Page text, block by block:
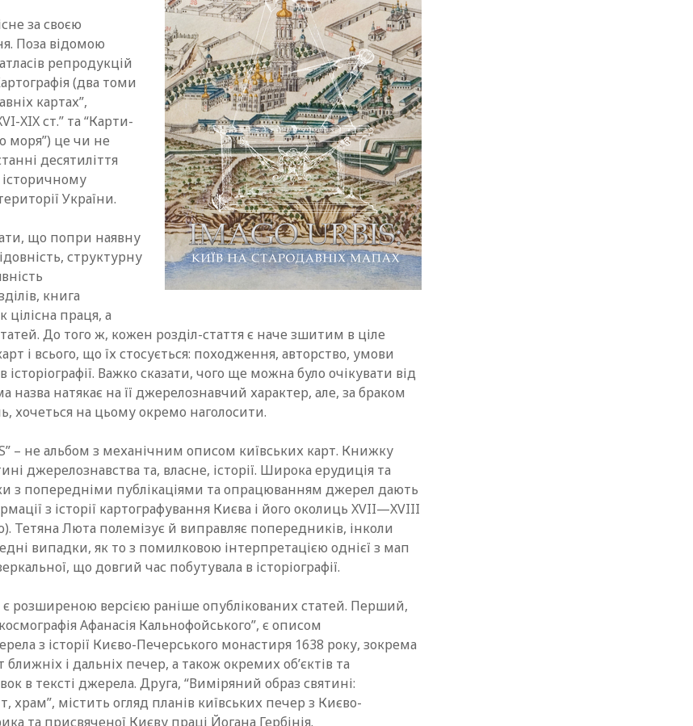
Bronislovas Genzelis. The restitution of Lithuania’s statehood
Лариса Масенко. Мова радянського тоталітаризму
George S.N. Luckyj. Between Gogol’ and Sevčenko
Деніел Канеман. Мислення швидке й повільне. Конспект
January 1991. Images of Freedom. Compiled by Erika
Miknevičiūtė
за своєю
Поза відомою
репродукцій
(два томи
картах”,
XIX ст.” та “Карти-
моря”) це чи не
десятиліття
України.
що попри наявну
структурну
книга
цілісна праця, а
До того ж, кожен розділ-стаття є наче зшитим в ціле
і всього, що їх стосується: походження, авторство, умови
історіографії. Важко сказати, чого ще можна було очікувати від
назва натякає на її джерелознавчий характер, але, за браком
хочеться на цьому окремо наголосити.
– не альбом з механічним описом київських карт. Книжку
джерелознавства та, власне, історії. Широка ерудиція та
з попередніми публікаціями та опрацюванням джерел дають
з історії картографування Києва і його околиць XVII—XVIII
Тетяна Люта полемізує й виправляє попередників, інколи
випадки, як то з помилковою інтерпретацією однієї з мап
що довгий час побутувала в історіографії.
розширеною версією раніше опублікованих статей. Перший,
Афанасія Кальнофойського”, є описом
з історії Києво-Печерського монастиря 1638 року, зокрема
і дальніх печер, а також окремих об’єктів та
в тексті джерела. Друга, “Виміряний образ святині:
храм”, містить огляд планів київських печер з Києво-
та присвяченої Києву праці Йогана Гербінія.